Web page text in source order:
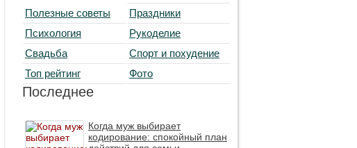
Полезные советы
Праздники
Психология
Рукоделие
Свадьба
Спорт и похудение
Топ рейтинг
Фото
Последнее
Когда муж выбирает
кодирование: спокойный план